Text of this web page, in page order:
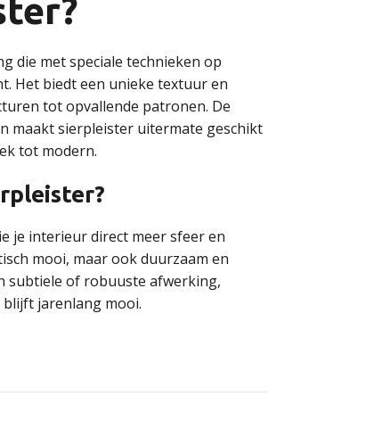
die met speciale technieken op
Het biedt een unieke textuur en
tot opvallende patronen. De
maakt sierpleister uitermate geschikt
tot modern.
je interieur direct meer sfeer en
mooi, maar ook duurzaam en
subtiele of robuuste afwerking,
jarenlang mooi.